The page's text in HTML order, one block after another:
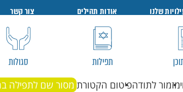
שלנו אודות תהילים צור קשר
תפילות סגולות
מזמור לתודהפיטום הקטורת מסור שם לתפילה